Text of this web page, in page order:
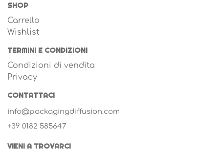
SHOP
Carrello
Wishlist
TERMINI E CONDIZIONI
Condizioni di vendita
Privacy
CONTATTACI
info@packagingdiffusion.com
+39 0182 585647
VIENI A TROVARCI